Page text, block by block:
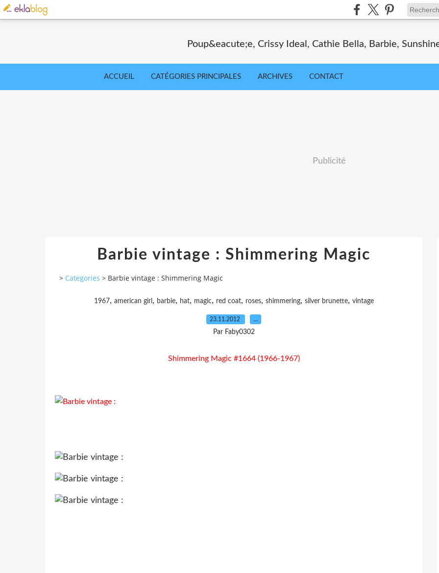
Poup&eacute;e, Crissy Ideal, Cathie Bella, Barbie,
ACCUEIL CATÉGORIES PRINCIPALES ARCHIVES CONTACT
Publicité
Barbie vintage : Shimmering Magic
> Categories > Barbie vintage : Shimmering Magic
1967, american girl, barbie, hat, magic, red coat, roses, shimmering, silver brunette, vintage
23.11.2012 …
Par Faby0302
Shimmering Magic #1664 (1966-1967)